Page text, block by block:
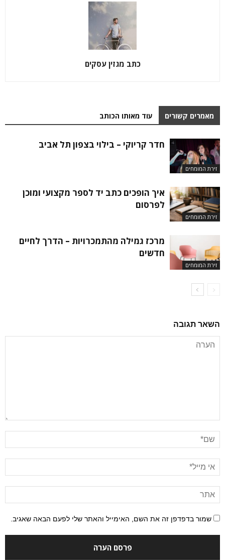
כתב מגזין עסקים
מאמרים קשורים עוד מאותו הכותב
זירת המומחים
חדר קריוקי – בילוי בצפון תל אביב
זירת המומחים
איך הופכים כתב יד לספר מקצועי ומוכן
לפרסום
זירת המומחים
מרכז גמילה מהתמכרויות – הדרך לחיים
חדשים
השאר תגובה
שמור בדפדפן זה את השם, האימייל והאתר שלי לפעם הבאה שאגיב.